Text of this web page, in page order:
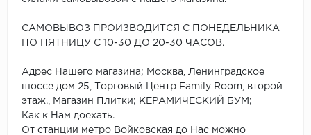
САМОВЫВОЗ ПРОИЗВОДИТСЯ С ПОНЕДЕЛЬНИКА
ПО ПЯТНИЦУ С 10-30 ДО 20-30 ЧАСОВ.
Адрес Нашего магазина; Москва, Ленинградское
шоссе дом 25, Торговый Центр Family Room, второй
этаж., Магазин Плитки; КЕРАМИЧЕСКИЙ БУМ;
Как к Нам доехать.
От станции метро Войковская до Нас можно